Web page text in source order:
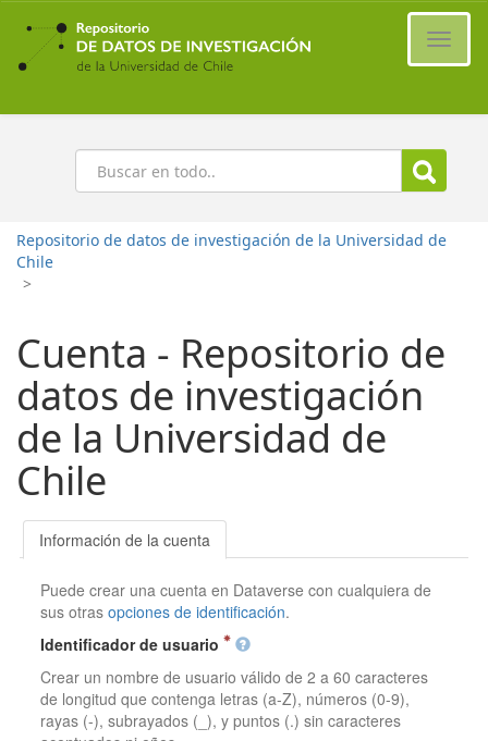
Ir
contenido
principal
Buscar
Repositorio de datos de investigación de la Universidad de
Chile
>
Cuenta - Repositorio de
datos de investigación
de la Universidad de
Chile
Información de la cuenta
Puede crear una cuenta en Dataverse con cualquiera de
sus otrasopciones de identificación.
Identificador de usuario
Crear un nombre de usuario válido de 2 a 60 caracteres
de longitud que contenga letras (a-Z), números (0-9),
rayas (-), subrayados (_), y puntos (.) sin caracteres